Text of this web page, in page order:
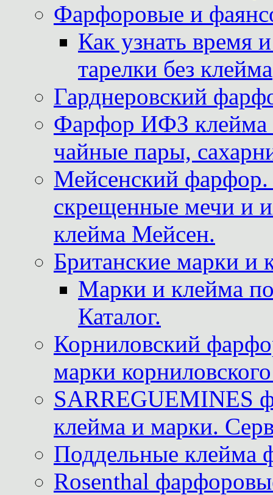
Фарфоровые и
Как узнать время
тарелки без клейма
Гарднеровский
Фарфор ИФЗ клейма
чайные пары,
Мейсенский фарфор.
скрещенные мечи и
клейма Мейсен.
Британские марки и
Марки и клейма
Каталог.
Корниловский
марки
SARREGUEMINES
клейма и марки.
Поддельные клейма
Rosenthal